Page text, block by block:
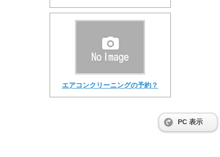
エアコンクリーニングの予約？
PC 表示